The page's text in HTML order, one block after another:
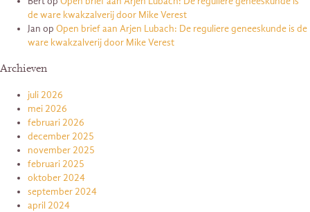
de ware kwakzalverij door Mike Verest
Jan op Open brief aan Arjen Lubach: De reguliere geneeskunde is de
ware kwakzalverij door Mike Verest
Archieven
juli 2026
mei 2026
februari 2026
december 2025
november 2025
februari 2025
oktober 2024
september 2024
april 2024